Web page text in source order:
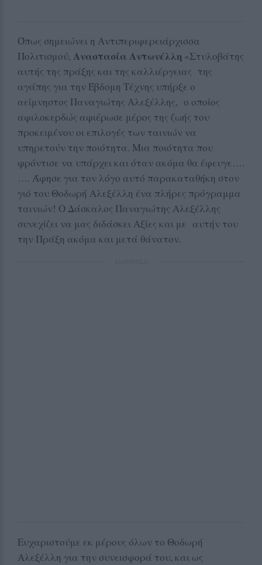
Όπως σημειώνει η Αντιπεριφερειάρχισσα
Πολιτισμού, Αναστασία Αντωνέλλη «Στυλοβάτης
αυτής της πράξης και της καλλιέργειας της
αγάπης για την Έβδομη Τέχνης υπήρξε ο
αείμνηστος Παναγιώτης Αλεξέλλης, ο οποίος
αφιλοκερδώς αφιέρωσε μέρος της ζωής του
προκειμένου οι επιλογές των ταινιών να
υπηρετούν την ποιότητα. Μια ποιότητα που
φρόντισε να υπάρχει και όταν ακόμα θα έφευγε….
…. Άφησε για τον λόγο αυτό παρακαταθήκη στον
γιό του Θοδωρή Αλεξέλλη ένα πλήρες πρόγραμμα
ταινιών! Ο Δάσκαλος Παναγιώτης Αλεξέλλης
συνεχίζει να μας διδάσκει Αξίες και με αυτήν του
την Πράξη ακόμα και μετά θάνατον.
Ευχαριστούμε εκ μέρους όλων το Θοδωρή
Αλεξέλλη για την συνεισφορά του, και ως